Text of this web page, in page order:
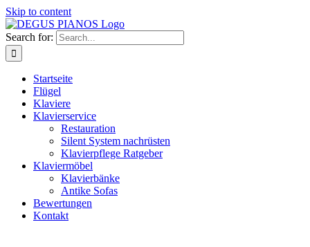
Skip to content
Search for:
Startseite
Flügel
Klaviere
Klavierservice
Restauration
Silent System nachrüsten
Klavierpflege Ratgeber
Klaviermöbel
Klavierbänke
Antike Sofas
Bewertungen
Kontakt